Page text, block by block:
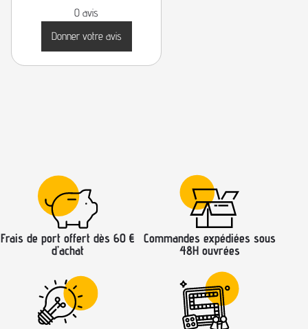
0 avis
Donner votre avis
Frais de port offert dès 60 €
d’achat
Commandes expédiées sous
48H ouvrées